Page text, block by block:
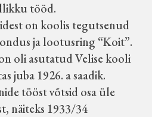
tööd.
on koolis tegutsenud
ja lootusring “Koit”.
oli asutatud Velise kooli
juba 1926. a saadik.
tööst võtsid osa üle
näiteks 1933/34